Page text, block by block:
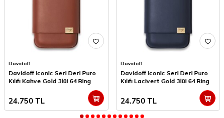
Davidoff
Davidoff Iconic Seri Deri Puro
Kılıfı Kahve Gold 3lüi 64 Ring
24.750 TL
Davidoff
Davidoff Iconic Seri Deri Puro
Kılıfı Lacivert Gold 3lüi 64 Ring
24.750TL